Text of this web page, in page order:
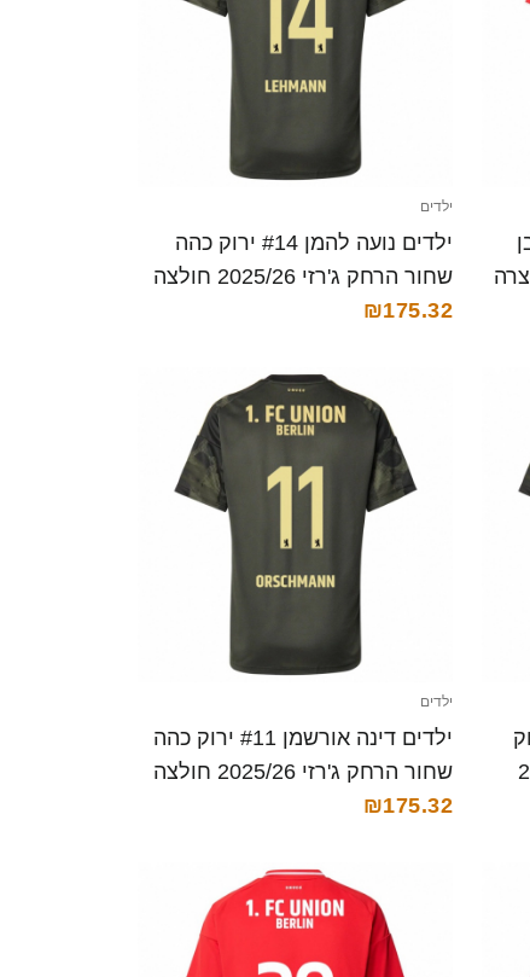
ילדים
ילדים נועה להמן #14 ירוק כהה
שחור הרחק ג'רזי 2025/26 חולצה
קצרה
₪175.32
#16 ירוק
26
ילדים
ילדים דינה אורשמן #11 ירוק כהה
שחור הרחק ג'רזי 2025/26 חולצה
קצרה
₪175.32